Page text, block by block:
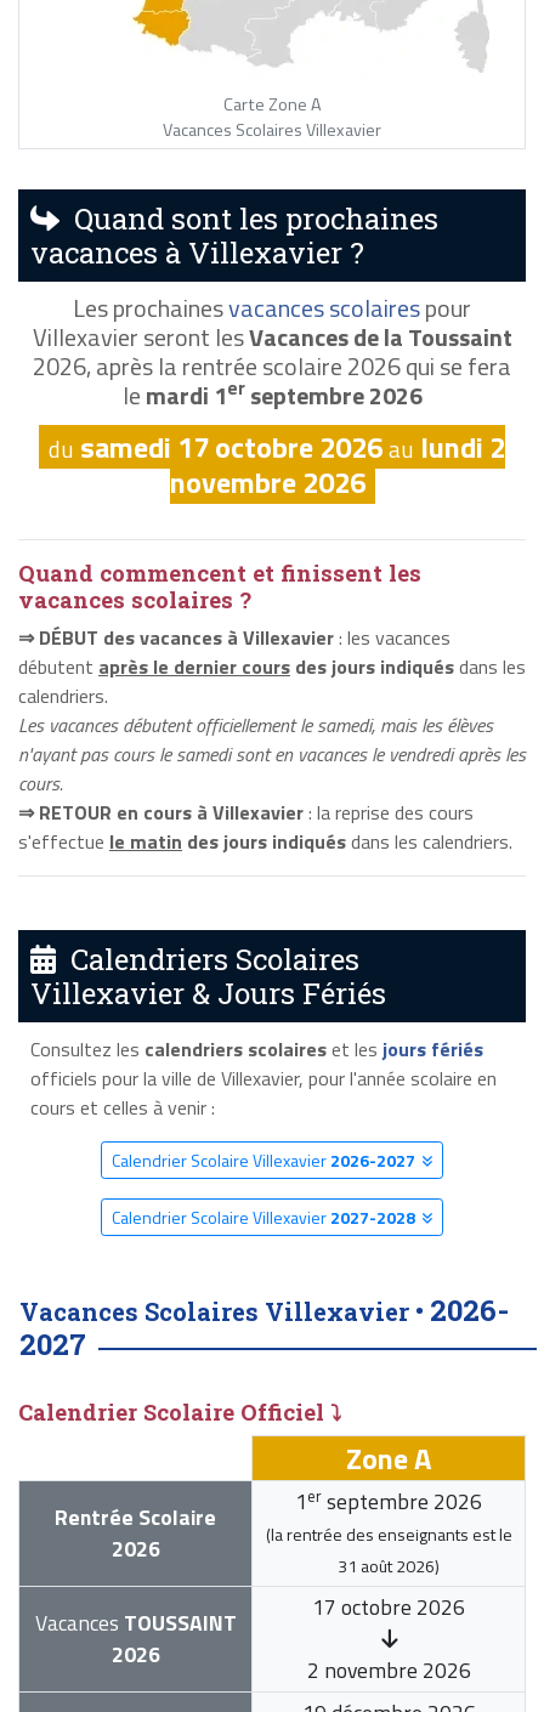
Carte Zone A
Vacances Scolaires Villexavier
Quand sont les prochaines
vacances à Villexavier ?
Les prochainesvacances scolairespour
Villexavier seront lesVacances de la Toussaint
2026, après la rentrée scolaire 2026 qui se fera
lemardi 1erseptembre 2026
du samedi 17 octobre 2026au lundi 2
novembre 2026
Quand commencent et finissent les
vacances scolaires ?
⇒ DÉBUT des vacances à Villexavier: les vacances
débutent après le dernier cours des jours indiquésdans les
calendriers.
Les vacances débutent officiellement le samedi, mais les élèves
n'ayant pas cours le samedi sont en vacances le vendredi après les
cours.
⇒ RETOUR en cours à Villexavier: la reprise des cours
s'effectue le matin des jours indiquésdans les calendriers.
Calendriers Scolaires
Villexavier & Jours Fériés
Consultez les calendriers scolaireset les jours fériés
officiels pour la ville de Villexavier, pour l'année scolaire en
cours et celles à venir :
Calendrier Scolaire Villexavier2026-2027
Calendrier Scolaire Villexavier2027-2028
Vacances Scolaires Villexavier • 2026-
2027
Calendrier Scolaire Officiel ⤵
Zone A
Rentrée Scolaire
2026
1 er septembre 2026
(la rentrée des enseignants est le
31 août 2026)
Vacances TOUSSAINT
2026
17 octobre 2026
2 novembre 2026